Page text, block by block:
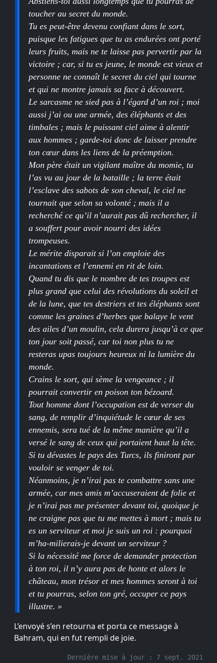
toucher au secret du monde.
Tu es peut-être devenu confiant dans le sort,
puisque les fatigues que tu as endurées ont porté
leurs fruits, mais ne te laisse pas pervertir par la
victoire ; car, si tu es jeune, le monde est vieux et
personne ne connaît le secret du ciel qui tourne
et qui ne montre jamais sa face à découvert.
Le sarcasme ne sied pas à l’égard d’un roi ; moi
aussi j’ai ou une armée, des éléphants et des
timbales ; mais le puissant ciel aime à alentir
aux hommes ; garde-toi donc de laisser prendre
ton cœur dans les liens de la préemption.
Mon père était un vigilant maître du momie, tu
l’as vu au jour de la bataille ; la terre était
l’esclave des sabots de son cheval, le ciel ne
tournait que selon sa volonté ; mais il a
recherché ce qu’il n’aurait pas dû rechercher, il
a souffert pour avoir nourri des idées
trompeuses.
Le mérite disparait si l’on emploie des
incantations et l’ennemi en rit de loin.
Quand tu dis que le nombre de tes troupes est
plus grand que celui des révolutions du soleil et
de la lune, que tes destriers et tes éléphants sont
comme les graines d’herbes que balaye le vent
des ailes d’un moulin, cela durera jusqu’à ce que
ton jour soit passé, car toi non plus tu ne
resteras upas toujours heureux ni la lumière du
monde.
Crains le sort, qui sème la vengeance ; il
pourrait convertir en poison ton bézoard.
Tout homme dont l’occupation est de verser du
sang, de remplir d’inquiétude le cœur de ses
ennemis, sera tué de la même manière qu’il a
versé le sang de ceux qui portaient haut la tête.
Si tu dévastes le pays des Turcs, ils finiront par
vouloir se venger de toi.
Néanmoins, je n’irai pas te combattre sans une
armée, car mes amis m’accuseraient de folie et
je n’irai pas me présenter devant toi, quoique je
ne craigne pas que tu me mettes à mort ; mais tu
es un serviteur et moi je suis un roi : pourquoi
m’ha-milierais-je devant un serviteur ?
Si la nécessité me force de demander protection
à ton roi, il n’y aura pas de honte et alors le
château, mon trésor et mes hommes seront à toi
et tu pourras, selon ton gré, occuper ce pays
illustre. »
L’envoyé s’en retourna et porta ce message à
Bahram, qui en fut rempli de joie.
Dernière mise à jour : 7 sept. 2021